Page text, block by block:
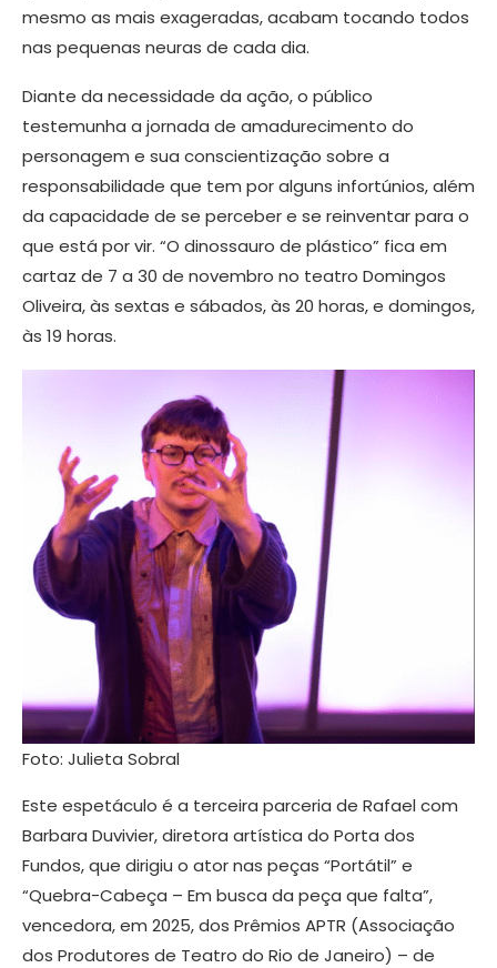
mesmo as mais exageradas, acabam tocando todos
nas pequenas neuras de cada dia.
Diante da necessidade da ação, o público
testemunha a jornada de amadurecimento do
personagem e sua conscientização sobre a
responsabilidade que tem por alguns infortúnios, além
da capacidade de se perceber e se reinventar para o
que está por vir. “O dinossauro de plástico” fica em
cartaz de 7 a 30 de novembro no teatro Domingos
Oliveira, às sextas e sábados, às 20 horas, e domingos,
às 19 horas.
Foto: Julieta Sobral
Este espetáculo é a terceira parceria de Rafael com
Barbara Duvivier, diretora artística do Porta dos
Fundos, que dirigiu o ator nas peças “Portátil” e
“Quebra-Cabeça – Em busca da peça que falta”,
vencedora, em 2025, dos Prêmios APTR (Associação
dos Produtores de Teatro do Rio de Janeiro) – de